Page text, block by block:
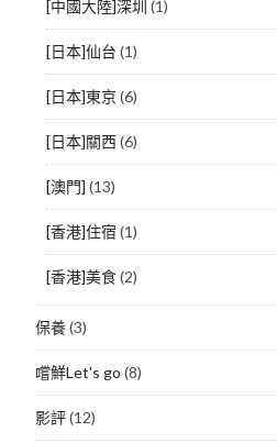
[中國大陸]深圳 (1)
[日本]仙台 (1)
[日本]東京(6)
[日本]關西(6)
[澳門] (13)
[香港]住宿 (1)
[香港]美食(2)
保養(3)
嚐鮮Let's go (8)
影評(12)